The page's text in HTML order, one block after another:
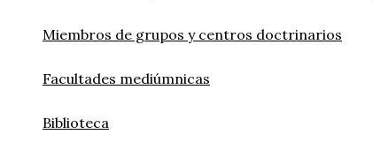
Miembros de grupos y centros doctrinarios
Facultades mediúmnicas
Biblioteca